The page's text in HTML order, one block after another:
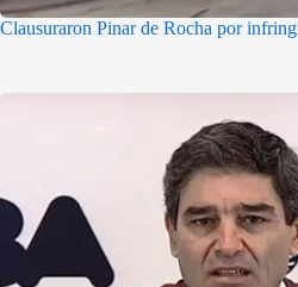
Clausuraron Pinar de Rocha por